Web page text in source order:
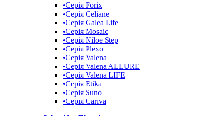
•Cерія Forix
•Серія Celiane
•Серія Galea Life
•Серія Mosaic
•Серія Niloe Step
•Серія Plexo
•Серія Valena
•Серія Valena ALLURE
•Серія Valena LIFE
•Серія Etika
•Серія Suno
•Cерія Cariva